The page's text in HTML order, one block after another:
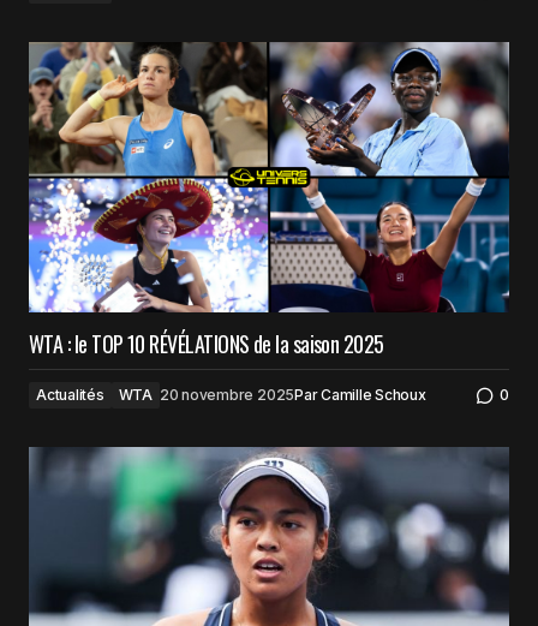
WTA : le TOP 10 RÉVÉLATIONS de la saison 2025
Actualités WTA 20 novembre 2025ParCamille Schoux 0